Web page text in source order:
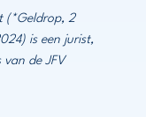
(*Geldrop, 2
is een jurist,
de JFV